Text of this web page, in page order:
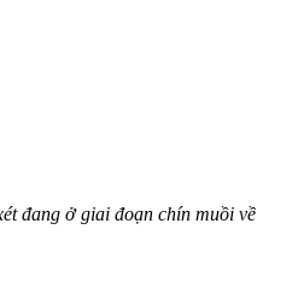
đang ở giai đoạn chín muồi về